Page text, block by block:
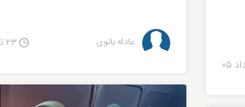
عادله بانوی ۲۳ تیر ۰۵